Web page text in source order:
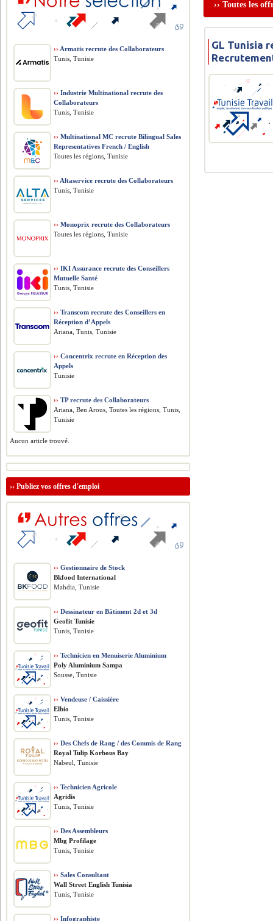
›› Toutes les
GL Tunisia
›› Armatis recrute des Collaborateurs
Tunis, Tunisie
›› Industrie Multinational recrute des
Collaborateurs
Tunis, Tunisie
›› Multinational MC recrute Bilingual Sales
Representatives French / English
Toutes les régions, Tunisie
›› Altaservice recrute des Collaborateurs
Tunis, Tunisie
›› Monoprix recrute des Collaborateurs
Toutes les régions, Tunisie
›› IKI Assurance recrute des Conseillers
Mutuelle Santé
Tunis, Tunisie
›› Transcom recrute des Conseillers en
Réception d’Appels
Ariana, Tunis, Tunisie
›› Concentrix recrute en Réception des
Appels
Tunisie
›› TP recrute des Collaborateurs
Ariana, Ben Arous, Toutes les régions, Tunis,
Tunisie
Aucun article trouvé.
››Publiez vos offres d'emploi
›› Gestionnaire de Stock
Bkfood International
Mahdia, Tunisie
›› Dessinateur en Bâtiment 2d et 3d
Geofit Tunisie
Tunis, Tunisie
›› Technicien en Menuiserie Aluminium
Poly Aluminium Sampa
Sousse, Tunisie
›› Vendeuse / Caissière
Elbio
Tunis, Tunisie
›› Des Chefs de Rang / des Commis de Rang
Royal Tulip Korbous Bay
Nabeul, Tunisie
›› Technicien Agricole
Agridis
Tunis, Tunisie
›› Des Assembleurs
Mbg Profilage
Tunis, Tunisie
›› Sales Consultant
Wall Street English Tunisia
Tunis, Tunisie
›› Infographiste